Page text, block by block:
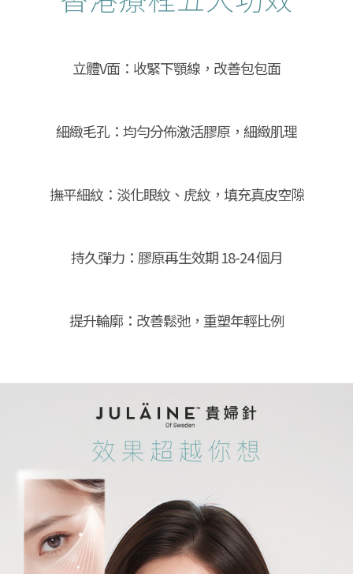
立體V面：收緊下顎線，改善包包面
細緻毛孔：均勻分佈激活膠原，細緻肌理
撫平細紋：淡化眼紋、虎紋，填充真皮空隙
持久彈力：膠原再生效期 18-24 個月
提升輪廓：改善鬆弛，重塑年輕比例